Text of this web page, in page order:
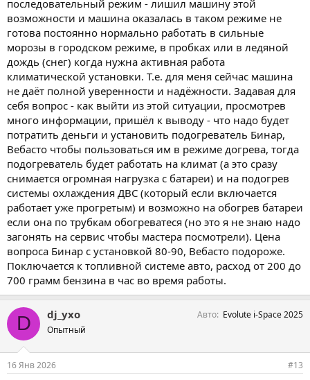
последовательный режим - лишил машину этой
возможности и машина оказалась в таком режиме не
готова постоянно нормально работать в сильные
морозы в городском режиме, в пробках или в ледяной
дождь (снег) когда нужна активная работа
климатической установки. Т.е. для меня сейчас машина
не даёт полной уверенности и надёжности. Задавая для
себя вопрос - как выйти из этой ситуации, просмотрев
много информации, пришёл к выводу - что надо будет
потратить деньги и установить подогреватель Бинар,
Вебасто чтобы пользоваться им в режиме догрева, тогда
подогреватель будет работать на климат (а это сразу
снимается огромная нагрузка с батареи) и на подогрев
системы охлаждения ДВС (который если включается
работает уже прогретым) и возможно на обогрев батареи
если она по трубкам обогреватеся (но это я не знаю надо
загонять на сервис чтобы мастера посмотрели). Цена
вопроса Бинар с установкой 80-90, Вебасто подороже.
Поключается к топливной системе авто, расход от 200 до
700 грамм бензина в час во время работы.
D dj_yxo
Опытный
Авто Evolute i-Space 2025
16 Янв 2026 #13